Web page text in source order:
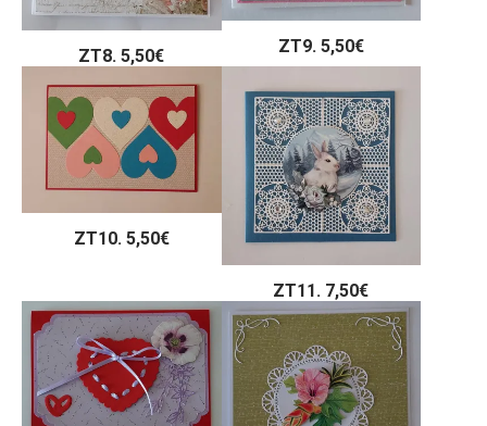
ZT8. 5,50€ ZT9. 5,50€
ZT10. 5,50€
ZT11. 7,50€